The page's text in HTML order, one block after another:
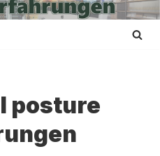
posture